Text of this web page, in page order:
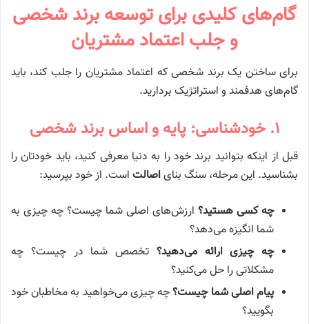
گام‌های کلیدی برای توسعه برند شخصی
و جلب اعتماد مشتریان
برای ساختن یک برند شخصی که اعتماد مشتریان را جلب کند، باید
گام‌های هدفمند و استراتژیک بردارید.
۱. خودشناسی: پایه و اساس برند شخصی
قبل از اینکه بتوانید برند خود را به دنیا معرفی کنید، باید خودتان را
بشناسید. این مرحله، سنگ بنایاصالت است. از خود بپرسید:
چه کسی هستید؟ ارزش‌های اصلی شما چیست؟ چه چیزی به
شما انگیزه می‌دهد؟
چه چیزی ارائه می‌دهید؟ تخصص شما در چیست؟ چه
مشکلاتی را حل می‌کنید؟
پیام اصلی شما چیست؟چه چیزی می‌خواهید به مخاطبان خود
بگویید؟